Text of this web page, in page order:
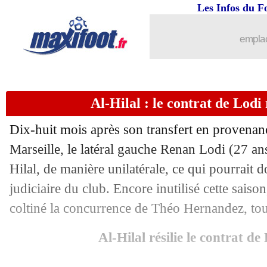
Les Infos du
Al-Hilal : le contrat de Lodi
Dix-huit mois après son transfert en
Marseille, le latéral gauche Renan Lodi (27
Hilal, de manière unilatérale, ce qui pourrait
judiciaire du club. Encore inutilisé cette
coltiné la concurrence de Théo Hernandez,
Al-Hilal résilie le contrat de
: Costil rend hommage à
14/09 Ita.: l'Atalanta cartonne avant de
: Lille 2-1 Toulouse (fini)
14/09 Boulogne: Jonas Martin rebondit en
14/09 L1: Brest-Paris FC, les compos
14/09 L1 : Paris SG-Lens, les compos
: Strasbourg-Le Havre, les compos